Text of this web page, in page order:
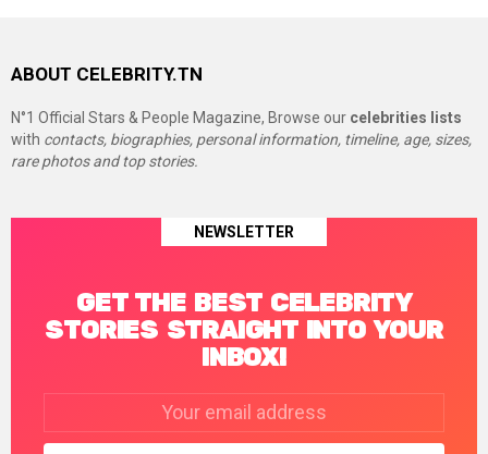
ABOUT CELEBRITY.TN
N°1 Official Stars & People Magazine, Browse our celebrities lists
with contacts, biographies, personal information, timeline, age, sizes,
rare photos and top stories.
NEWSLETTER
GET THE BEST CELEBRITY
STORIES STRAIGHT INTO YOUR
INBOX!